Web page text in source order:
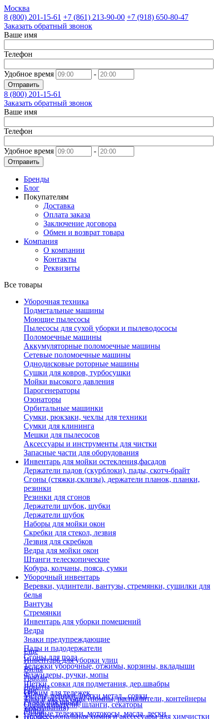
Москва
8 (800) 201-15-61 +7 (861) 213-90-00 +7 (918) 650-80-47
Заказать обратный звонок
Ваше имя
Телефон
Удобное время -
Отправить
8 (800) 201-15-61
Заказать обратный звонок
Ваше имя
Телефон
Удобное время -
Отправить
Бренды
Блог
Покупателям
Доставка
Оплата заказа
Заключение договора
Обмен и возврат товара
Компания
О компании
Контакты
Реквизиты
Все товары
Уборочная техника
Подметальные машины
Моющие пылесосы
Пылесосы для сухой уборки и пылеводососы
Поломоечные машины
Аккумуляторные поломоечные машины
Сетевые поломоечные машины
Однодисковые роторные машины
Сушки для ковров, турбосушки
Мойки высокого давления
Парогенераторы
Озонаторы
Орбитальные машинки
Сумки, рюкзаки, чехлы для техники
Сумки для клининга
Мешки для пылесосов
Аксессуары и инструменты для чистки
Запасные части для оборудования
Инвентарь для мойки остекления,фасадов
Держатели падов (скурблоки), пады, скотч-брайт
Сгоны (стяжки,склизы), держатели планок, планки,
резинки
Резинки для сгонов
Держатели шубок, шубки
Держатели шубок
Наборы для мойки окон
Скребки для стекол, лезвия
Лезвия для скребков
Ведра для мойки окон
Штанги телескопические
Кобура, колчаны, пояса, сумки
Уборочный инвентарь
Веревки, удлинтели, вантузы, стремянки, сушилки для
белья
Вантузы
Стремянки
Инвентарь для уборки помещений
Ведра
Знаки предупреждающие
Пады и падодержатели
Сгоны для пола
Тележки уборочные, отжимы, корзины, вкладыши
Флаундеры, ручки, мопы
Щетки, совки для подметания, дер.швабры
Отжим для тележек
Ручки для швабр
Мопы
Еще
Инвентарь для уборки улиц
Вилы
Грабли
Лопаты
Метлы, веники, щетки метал., совки
Опрыскиватели, шланги, секаторы
Садовые тележки, мотокосы, масла, лески
Еще
Тара и аксессуары (помпы, распылители, контейнеры
замачивания)
Профессиональная химия и акссесуары для химчистки